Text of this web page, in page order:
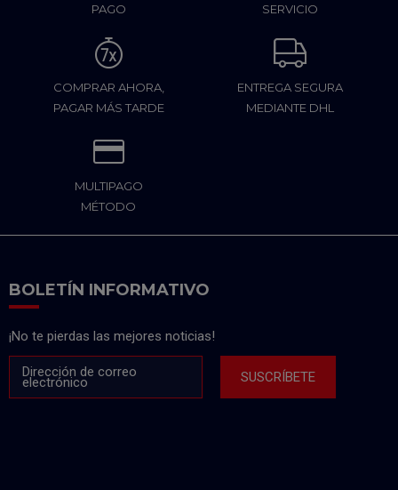
PAGO
SERVICIO
COMPRAR AHORA,
PAGAR MÁS TARDE
ENTREGA SEGURA
MEDIANTE DHL
MULTIPAGO
MÉTODO
BOLETÍN INFORMATIVO
¡No te pierdas las mejores noticias!
Dirección de correo
electrónico SUSCRÍBETE